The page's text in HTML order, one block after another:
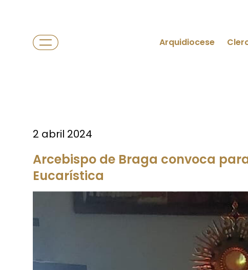
Arquidiocese
2 abril 2024
Arcebispo de Braga convoca
Eucarística